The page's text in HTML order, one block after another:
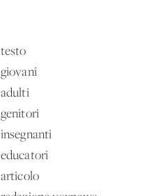
testo
giovani
adulti
genitori
insegnanti
educatori
articolo